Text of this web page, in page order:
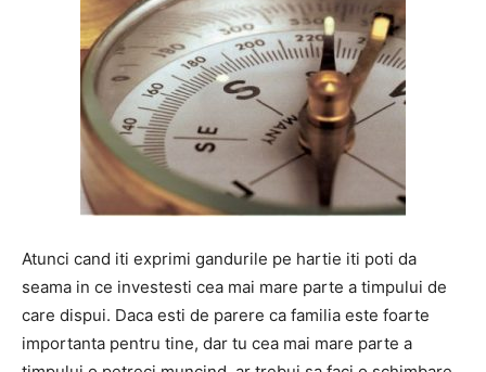
Atunci cand iti exprimi gandurile pe hartie iti poti da
seama in ce investesti cea mai mare parte a timpului de
care dispui. Daca esti de parere ca familia este foarte
importanta pentru tine, dar tu cea mai mare parte a